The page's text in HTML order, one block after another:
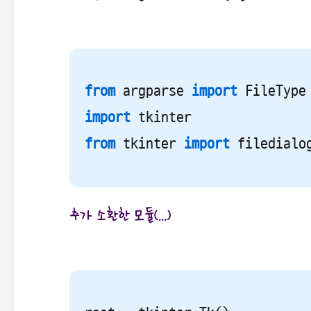
from argparse import
import
tkinter
from tkinter import
추가 소환한 모듈(...)